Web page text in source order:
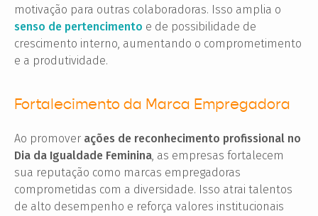
motivação para outras colaboradoras. Isso amplia o
senso de pertencimento e de possibilidade de
crescimento interno, aumentando o comprometimento
e a produtividade.
Fortalecimento da Marca Empregadora
Ao promover ações de reconhecimento profissional no
Dia da Igualdade Feminina, as empresas fortalecem
sua reputação como marcas empregadoras
comprometidas com a diversidade. Isso atrai talentos
de alto desempenho e reforça valores institucionais